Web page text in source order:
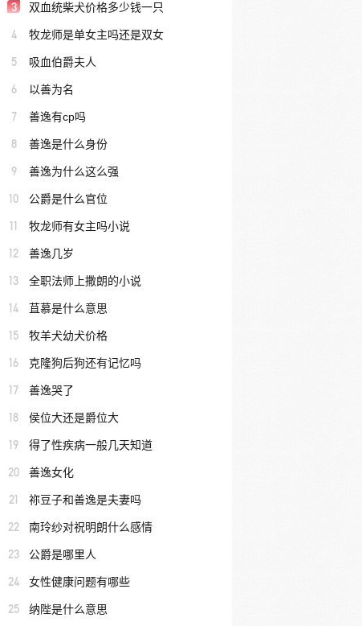
3 双血统柴犬价格多少钱一只
4 牧龙师是单女主吗还是双女
5 吸血伯爵夫人
6 以善为名
7 善逸有cp吗
8 善逸是什么身份
9 善逸为什么这么强
10 公爵是什么官位
11 牧龙师有女主吗小说
12 善逸几岁
13 全职法师上撒朗的小说
14 苴慕是什么意思
15 牧羊犬幼犬价格
16 克隆狗后狗还有记忆吗
17 善逸哭了
18 侯位大还是爵位大
19 得了性疾病一般几天知道
20 善逸女化
21 祢豆子和善逸是夫妻吗
22 南玲纱对祝明朗什么感情
23 公爵是哪里人
24 女性健康问题有哪些
25 纳陛是什么意思